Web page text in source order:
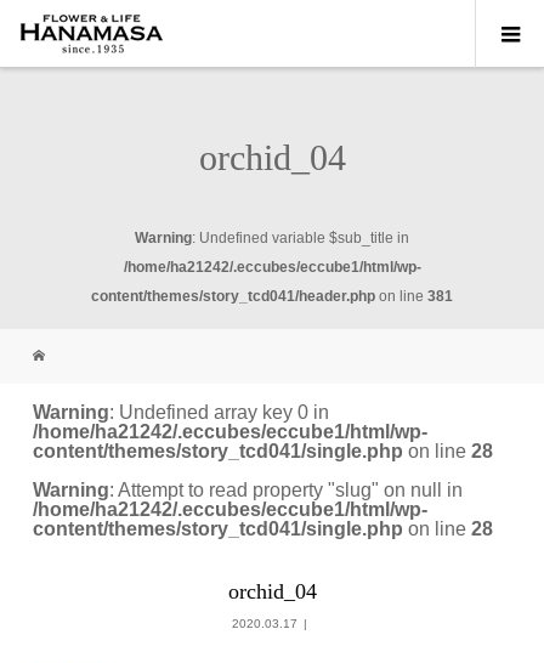
orchid_04
Warning: Undefined variable $sub_title in
/home/ha21242/.eccubes/eccube1/html/wp-
content/themes/story_tcd041/header.php on line 381
Warning: Undefined array key 0 in
/home/ha21242/.eccubes/eccube1/html/wp-
content/themes/story_tcd041/single.php on line28
Warning: Attempt to read property "slug" on null in
/home/ha21242/.eccubes/eccube1/html/wp-
content/themes/story_tcd041/single.php on line28
orchid_04
2020.03.17